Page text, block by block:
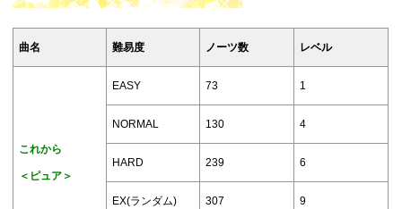
曲名 難易度 ノーツ数 レベル
これから
＜ピュア＞
EASY 73 1
NORMAL 130 4
HARD 239 6
EX(ランダム) 307 9